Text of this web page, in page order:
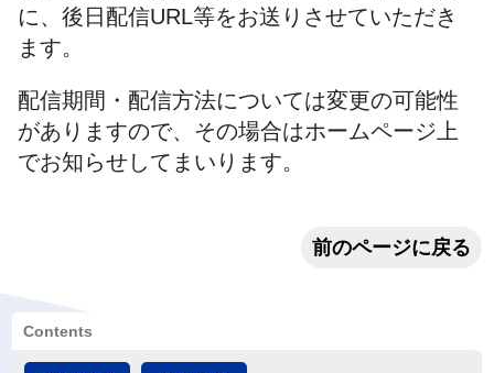
に、後日配信URL等をお送りさせていただき
ます。
配信期間・配信方法については変更の可能性
がありますので、その場合はホームページ上
でお知らせしてまいります。
前のページに戻る
Contents